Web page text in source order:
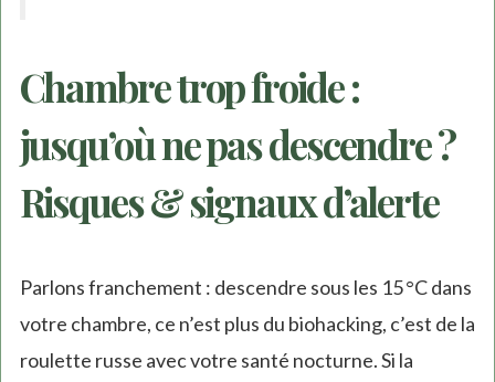
Chambre trop froide :
jusqu’où ne pas descendre ?
Risques & signaux d’alerte
Parlons franchement : descendre sous les 15 °C dans
votre chambre, ce n’est plus du biohacking, c’est de la
roulette russe avec votre santé nocturne. Si la